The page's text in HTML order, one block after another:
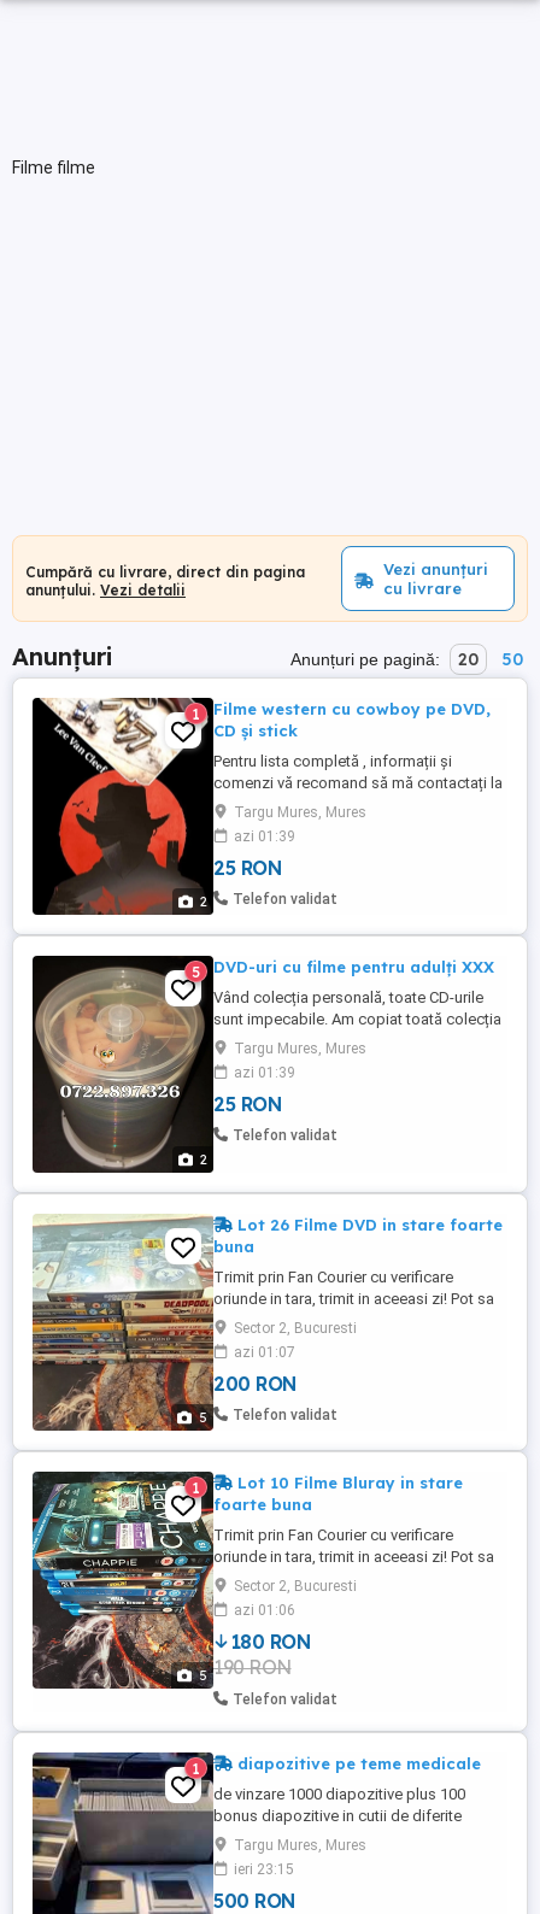
Filme filme
Cumpără cu livrare, direct din pagina
anunțului. Vezi detalii
Vezi anunțuri
cu livrare
Anunțuri Anunțuri pe pagină: 20 50
2
1
Filme western cu cowboy pe DVD,
CD și stick
Pentru lista completă , informații și
comenzi vă recomand să mă contactați la
numărul de telefon al anunțului.
Targu Mures, Mures
azi 01:39
25 RON
Telefon validat
2
5 DVD-uri cu filme pentru adulți XXX
Vând colecția personală, toate CD-urile
sunt impecabile. Am copiat toată colecția
pe HARD - DISC extern, așa că nu mai am
de ce să le țin. Vând și STICK-uri și carduri
SD cu aceste filme. Prețul este negociabil
în limite rezonabile.
Targu Mures, Mures
azi 01:39
25 RON
Telefon validat
5
Lot 26 Filme DVD in stare foarte
buna
Trimit prin Fan Courier cu verificare
oriunde in tara, trimit in aceeasi zi! Pot sa
trimit si la un FANbox cu 15 lei sau prin
Cargus cu 20 lei! Predare personala in
Bucuresti sau Branesti, Ilfov (dupa
Pantelimon). Vand un lot de 26 filme DVD
in stare foarte buna, cu audio in engleza,
Sector 2, Bucuresti
azi 01:07
200 RON
Telefon validat
5
1
Lot 10 Filme Bluray in stare
foarte buna
Trimit prin Fan Courier cu verificare
oriunde in tara, trimit in aceeasi zi! Pot sa
trimit si la un FANbox cu 15 lei sau prin
Cargus cu 20 lei! Predare personala in
Bucuresti sau Branesti, Ilfov (dupa
Pantelimon). Vand un lot de 10 filme bluray
in stare foarte buna, cu audio in engleza,
fara subtitrari ...
Sector 2, Bucuresti
azi 01:06
180 RON
190 RON
Telefon validat
1 diapozitive pe teme medicale
de vinzare 1000 diapozitive plus 100
bonus diapozitive in cutii de diferite
marimiTargu Mures, Mures
ieri 23:15
500 RON